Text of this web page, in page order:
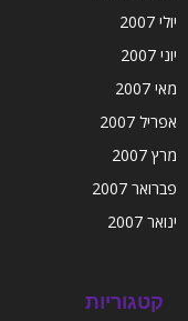
יולי 2007
יוני 2007
מאי 2007
אפריל 2007
מרץ 2007
פברואר 2007
ינואר 2007
קטגוריות